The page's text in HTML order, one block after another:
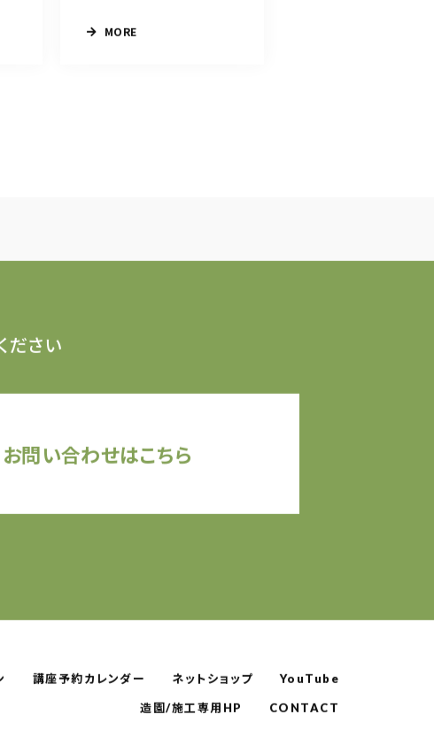
MORE
ださい
お問い合わせはこちら
講座予約カレンダー ネットショップ YouTube
造園/施工専用HP CONTACT